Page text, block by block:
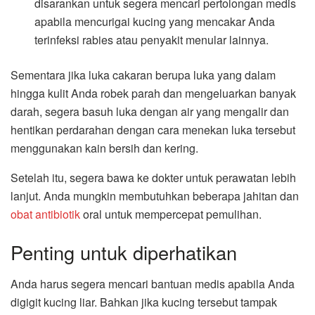
disarankan untuk segera mencari pertolongan medis
apabila mencurigai kucing yang mencakar Anda
terinfeksi rabies atau penyakit menular lainnya.
Sementara jika luka cakaran berupa luka yang dalam
hingga kulit Anda robek parah dan mengeluarkan banyak
darah, segera basuh luka dengan air yang mengalir dan
hentikan perdarahan dengan cara menekan luka tersebut
menggunakan kain bersih dan kering.
Setelah itu, segera bawa ke dokter untuk perawatan lebih
lanjut. Anda mungkin membutuhkan beberapa jahitan dan
obat antibiotikoral untuk mempercepat pemulihan.
Penting untuk diperhatikan
Anda harus segera mencari bantuan medis apabila Anda
digigit kucing liar. Bahkan jika kucing tersebut tampak